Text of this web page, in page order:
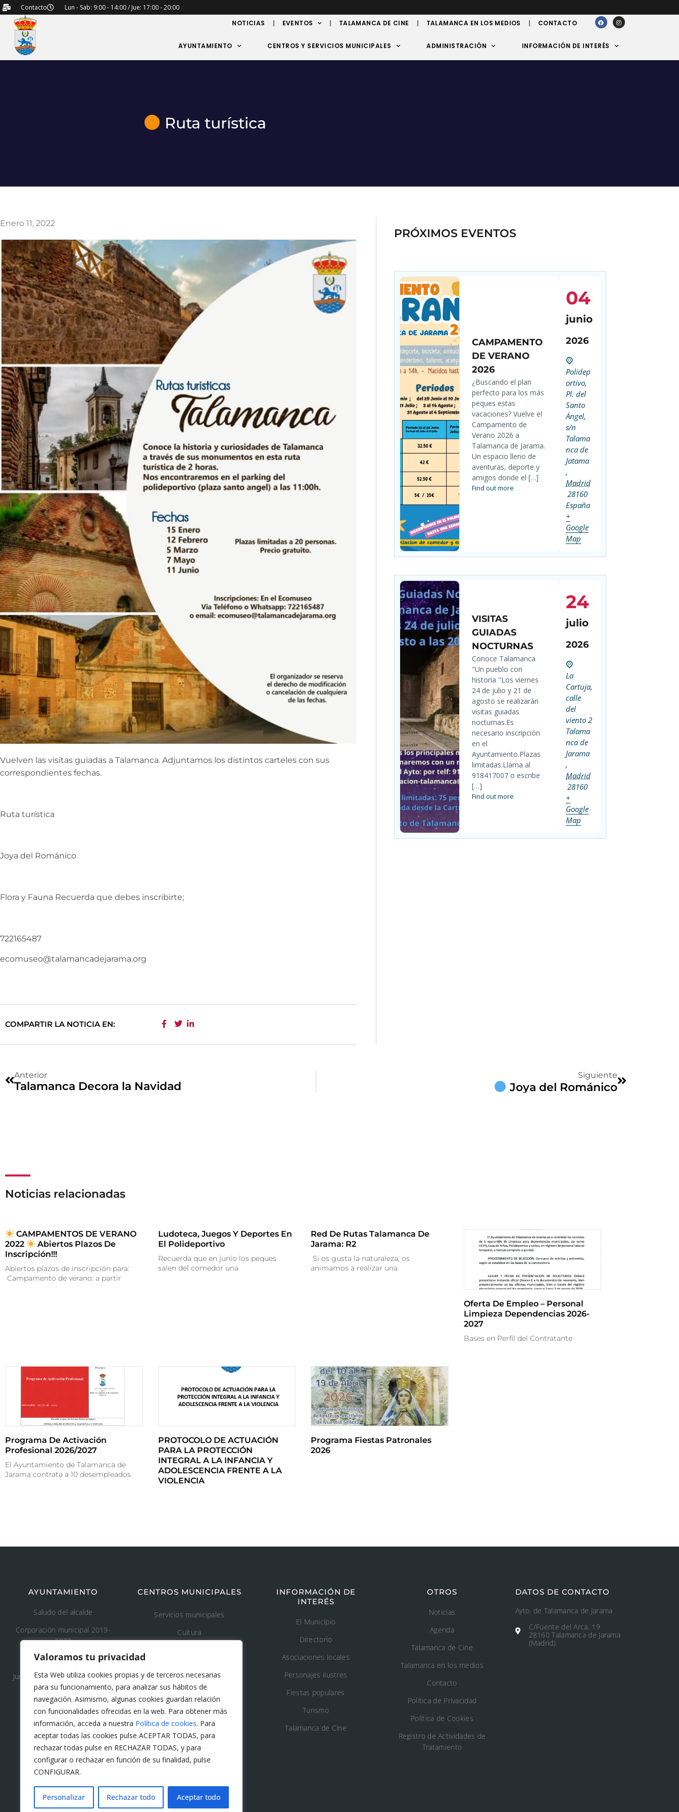
Valoramos tu privacidad
Esta Web utiliza cookies propias y de terceros necesarias
para su funcionamiento, para analizar sus hábitos de
navegación. Asimismo, algunas cookies guardan relación
con funcionalidades ofrecidas en la web. Para obtener más
información, acceda a nuestra Política de cookies. Para
aceptar todas las cookies pulse ACEPTAR TODAS, para
rechazar todas pulse en RECHAZAR TODAS, y para
configurar o rechazar en función de su finalidad, pulse
CONFIGURAR.
Personalizar Rechazar todo Aceptar todo
Contacto
Lun - Sab: 9:00 - 14:00 / Jue: 17:00 - 20:00
NOTICIAS
EVENTOS TALAMANCA DE CINE TALAMANCA EN LOS MEDIOS CONTACTO
AYUNTAMIENTO CENTROS Y SERVICIOS MUNICIPALES ADMINISTRACIÓN INFORMACIÓN DE INTERÉS
Ruta turística
Enero 11, 2022
Vuelven las visitas guiadas a Talamanca. Adjuntamos los distintos carteles con sus
correspondientes fechas.
Ruta turística
Joya del Románico
Flora y Fauna Recuerda que debes inscribirte;
722165487
ecomuseo@talamancadejarama.org
COMPARTIR LA NOTICIA EN:
PRÓXIMOS EVENTOS
CAMPAMENTO
DE VERANO
2026
¿Buscando el plan
perfecto para los más
peques estas
vacaciones? Vuelve el
Campamento de
Verano 2026 a
Talamanca de Jarama.
Un espacio lleno de
aventuras, deporte y
amigos donde el […]
Find out more
04
junio
2026
Polidep
ortivo,
Pl. del
Santo
Ángel,
s/n
Talama
nca de
Jatama
,
Madrid
28160
España
+
Google
Map
VISITAS
GUIADAS
NOCTURNAS
Conoce Talamanca
"Un pueblo con
historia "Los viernes
24 de julio y 21 de
agosto se realizarán
visitas guiadas
nocturnas.Es
necesario inscripción
en el
Ayuntamiento.Plazas
limitadas.Llama al
918417007 o escribe
[…]
Find out more
24
julio
2026
La
Cartuja,
calle
del
viento 2
Talama
nca de
Jarama
,
Madrid
28160
+
Google
Map
Anterior
Talamanca Decora la Navidad
Siguiente
Joya del Románico
Noticias relacionadas
CAMPAMENTOS DE VERANO
2022
Abiertos Plazos De
Inscripción!!!
Abiertos plazos de inscripción para:
Campamento de verano: a partir
Ludoteca, Juegos Y Deportes En
El Polideportivo
Recuerda que en junio los peques
salen del comedor una
Red De Rutas Talamanca De
Jarama: R2
Si os gusta la naturaleza, os
animamos a realizar una
Oferta De Empleo – Personal
Limpieza Dependencias 2026-
2027
Bases en Perfil del Contratante
Programa De Activación
Profesional 2026/2027
El Ayuntamiento de Talamanca de
Jarama contrata a 10 desempleados
PROTOCOLO DE ACTUACIÓN
PARA LA PROTECCIÓN
INTEGRAL A LA INFANCIA Y
ADOLESCENCIA FRENTE A LA
VIOLENCIA
Programa Fiestas Patronales
2026
AYUNTAMIENTO
Saludo del alcalde
Corporación municipal 2019-
2023
Concejalía 2019-2023
Junta de Gobierno Local 2019-
2023
CENTROS MUNICIPALES
Servicios municipales
Cultura
Áreas recreativas
Medio ambiente
Tanatorio y cementerio
municipal
Protección civil
Servicios sociales
INFORMACIÓN DE
INTERÉS
El Municipio
Directorio
Asociaciones locales
Personajes ilustres
Fiestas populares
Turismo
Talamanca de Cine
OTROS
Noticias
Agenda
Talamanca de Cine
Talamanca en los medios
Contacto
Política de Privacidad
Política de Cookies
Registro de Actividades de
Tratamiento
DATOS DE CONTACTO
Ayto. de Talamanca de Jarama
C/Fuente del Arca, 19
28160 Talamanca de Jarama
(Madrid)